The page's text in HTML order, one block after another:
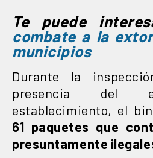
Te puede
combate a la
municipios
Durante la
presencia del
establecimiento, el
61 paquetes que
presuntamente